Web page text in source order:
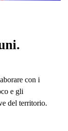
con i
e gli
del territorio.